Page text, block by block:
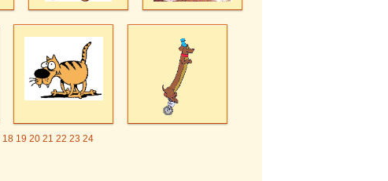
18 19 20 21 22 23 24